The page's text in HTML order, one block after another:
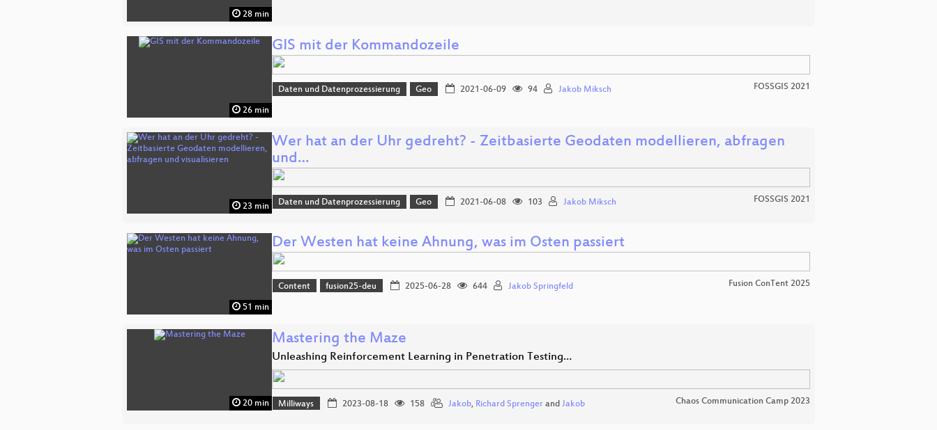
28 min
26 min
GIS mit der Kommandozeile
Daten und Datenprozessierung Geo 2021-06-09 94 Jakob Miksch FOSSGIS 2021
23 min
Wer hat an der Uhr gedreht? - Zeitbasierte Geodaten modellieren, abfragen
und…
Daten und Datenprozessierung Geo 2021-06-08 103 Jakob Miksch FOSSGIS 2021
51 min
Der Westen hat keine Ahnung, was im Osten passiert
Content fusion25-deu 2025-06-28 644 Jakob Springfeld Fusion ConTent 2025
20 min
Mastering the Maze
Unleashing Reinforcement Learning in Penetration Testing…
Milliways 2023-08-18 158 Jakob, Richard Sprengerand Jakob Chaos Communication Camp 2023